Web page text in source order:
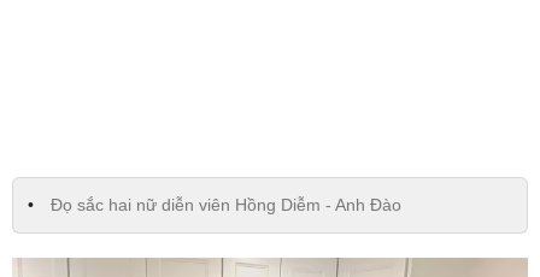
Đọ sắc hai nữ diễn viên Hồng Diễm - Anh Đào